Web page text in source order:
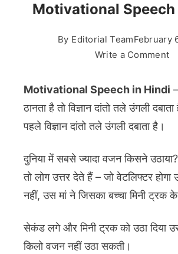
Motivational
By Editorial TeamFebruary
Write a Commenton
in
Motivational Speech in Hindi
ठानता है तो विज्ञान दांतो तले उंगली
पहले विज्ञान दांतो तले उंगली दबाता है।
दुनिया में सबसे ज्यादा वजन किसने उठाया?
तो लोग उत्तर देते हैं – जो वेटलिफ्टर होगा
नहीं, उस मां ने जिसका बच्चा मिनी ट्रक
सेकंड लगे और मिनी ट्रक को उठा दिया
किलो वजन नहीं उठा सकती।